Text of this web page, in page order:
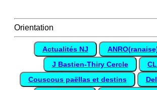
Orientation
Actualités NJ
J Bastien-Thiry Cercle
Couscous paëllas et destins